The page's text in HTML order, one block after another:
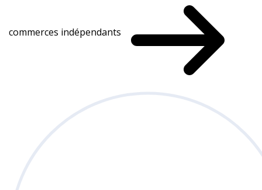
commerces indépendants